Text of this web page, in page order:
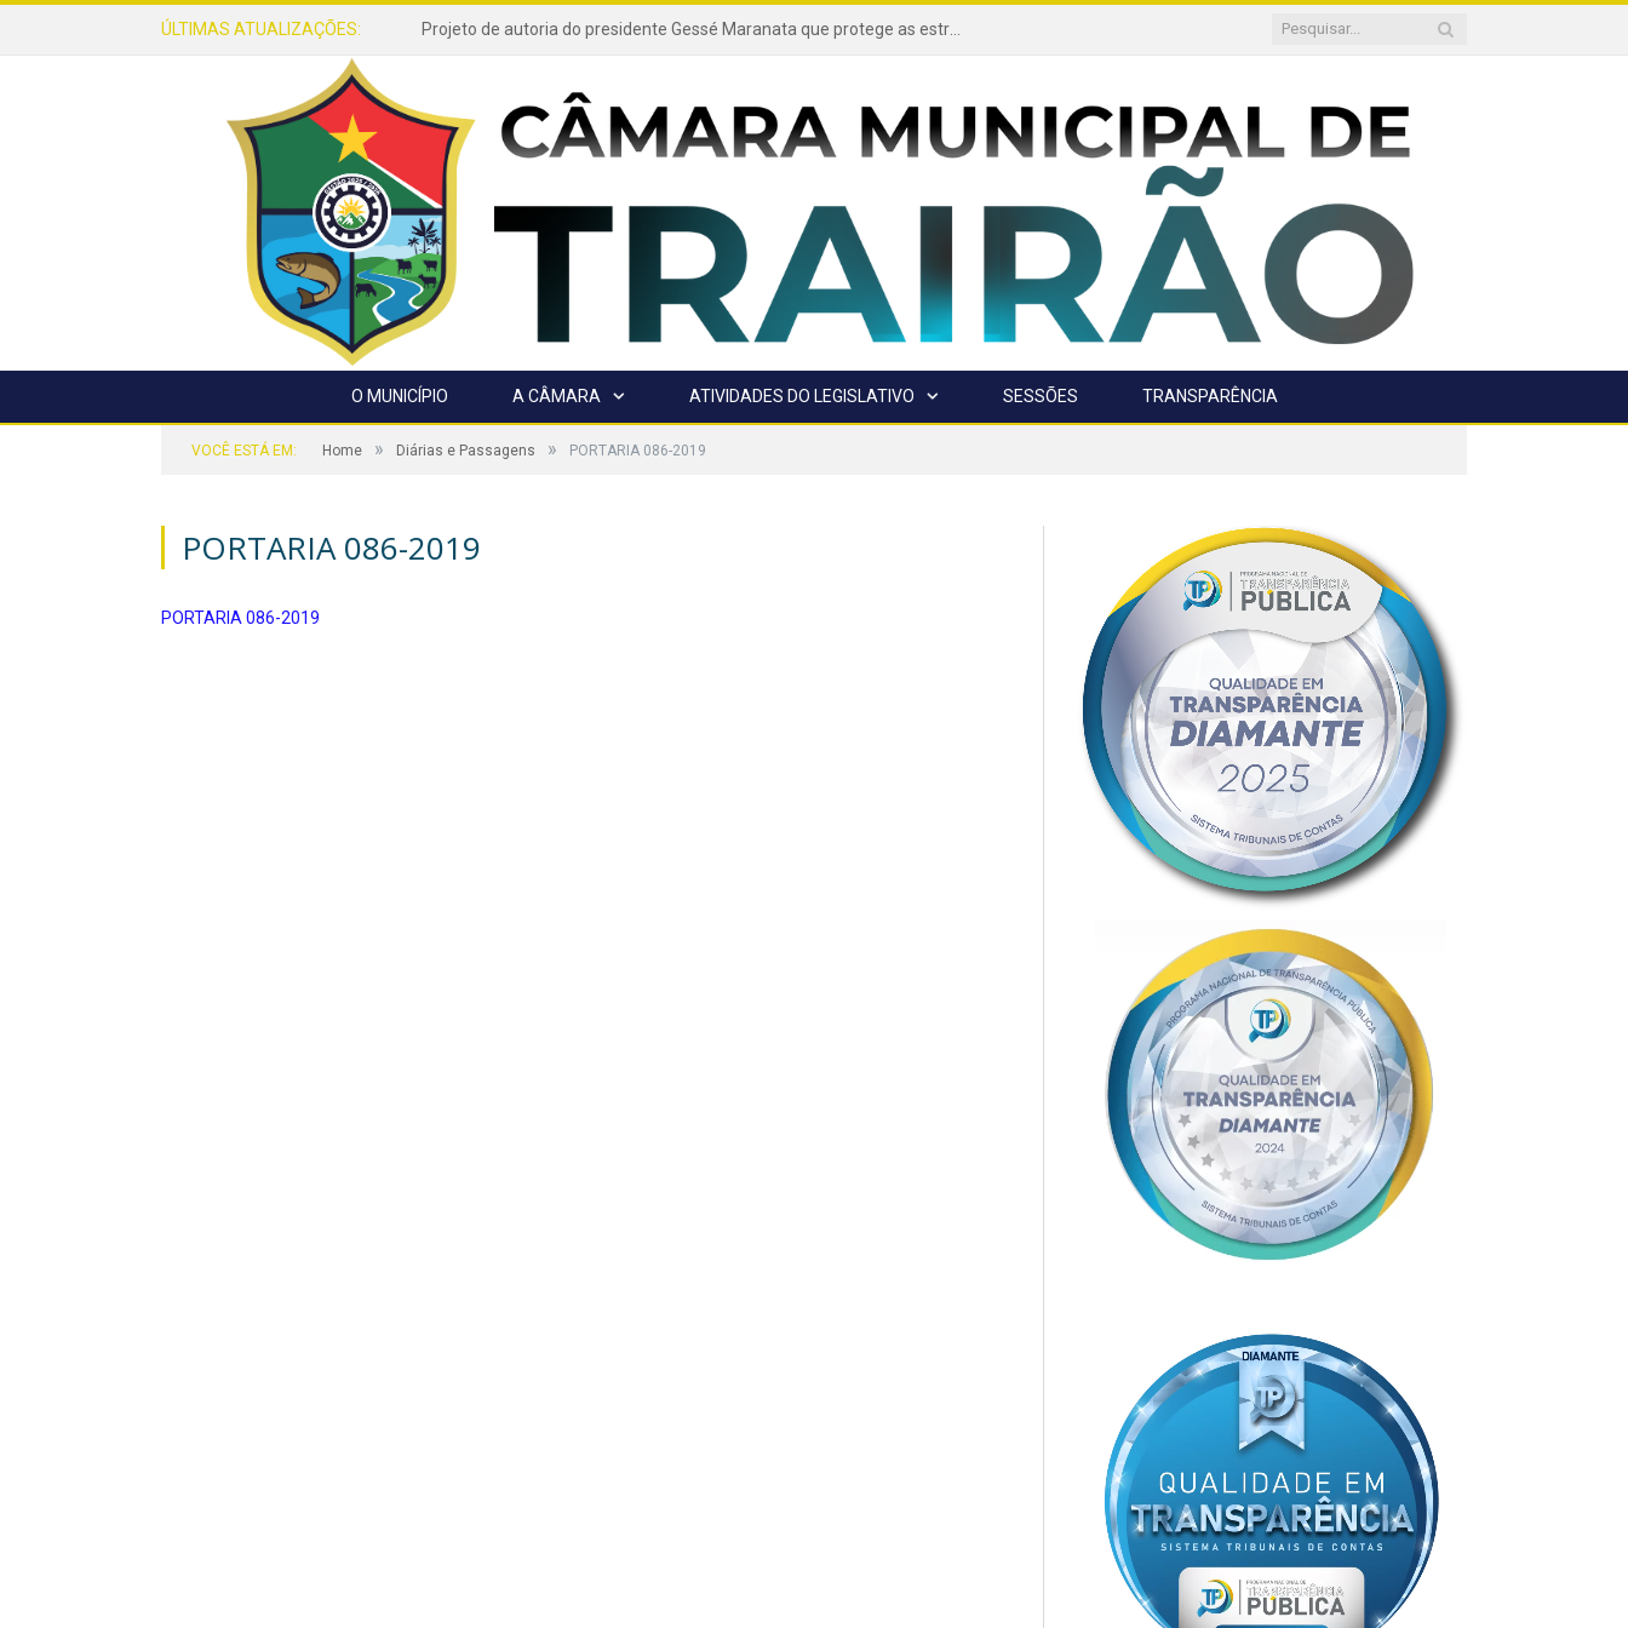
ÚLTIMAS ATUALIZAÇÕES: Projeto de autoria do presidente Gessé Maranata que protege as estradas vicinais de Trairão é transformado em lei
O MUNICÍPIO A CÂMARA ATIVIDADES DO LEGISLATIVO SESSÕES TRANSPARÊNCIA
VOCÊ ESTÁ EM: Home » Diárias e Passagens » PORTARIA 086-2019
PORTARIA 086-2019
PORTARIA 086-2019